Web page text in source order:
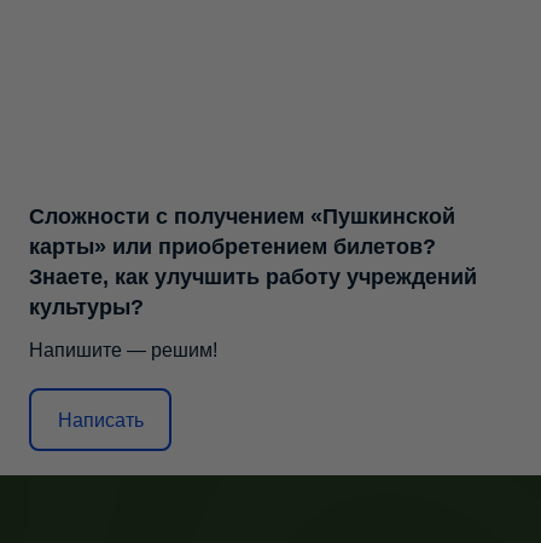
Сложности с получением «Пушкинской
карты» или приобретением билетов?
Знаете, как улучшить работу учреждений
культуры?
Напишите — решим!
Написать